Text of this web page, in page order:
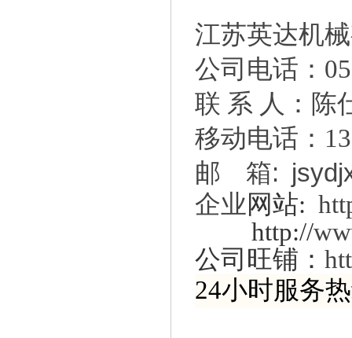
江苏英达机
公司 电话：
联 系 人：陈
移动电话 ：
邮
箱:
企业网站:
http://
公司旺铺：
24小时服务